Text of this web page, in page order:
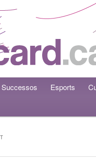
Successos Esports